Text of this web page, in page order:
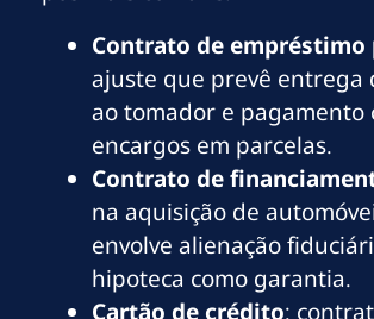
Contrato de empréstimo
ajuste que prevê entrega
ao tomador e pagamento
encargos em parcelas.
Contrato de
na aquisição de
envolve alienação
hipoteca como garantia.
Cartão de crédito: